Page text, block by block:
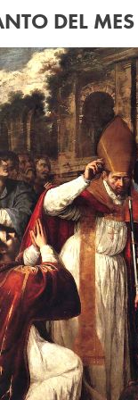
DEL MES